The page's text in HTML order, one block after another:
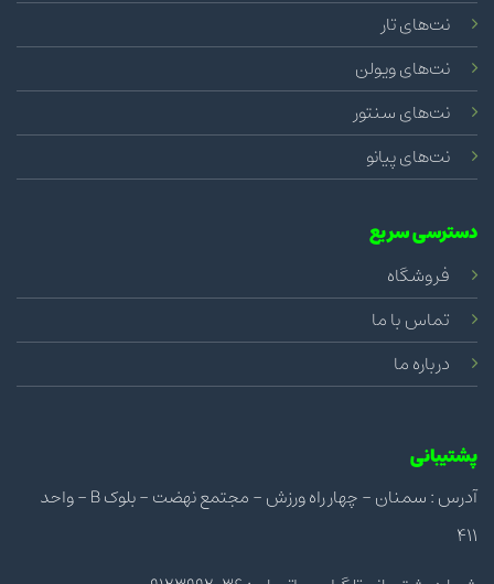
نت‌های تار
نت‌های ویولن
نت‌های سنتور
نت‌های پیانو
دسترسی سریع
فروشگاه
تماس با ما
درباره ما
پشتیبانی
آدرس : سمنان - چهار راه ورزش - مجتمع نهضت - بلوک B - واحد
411